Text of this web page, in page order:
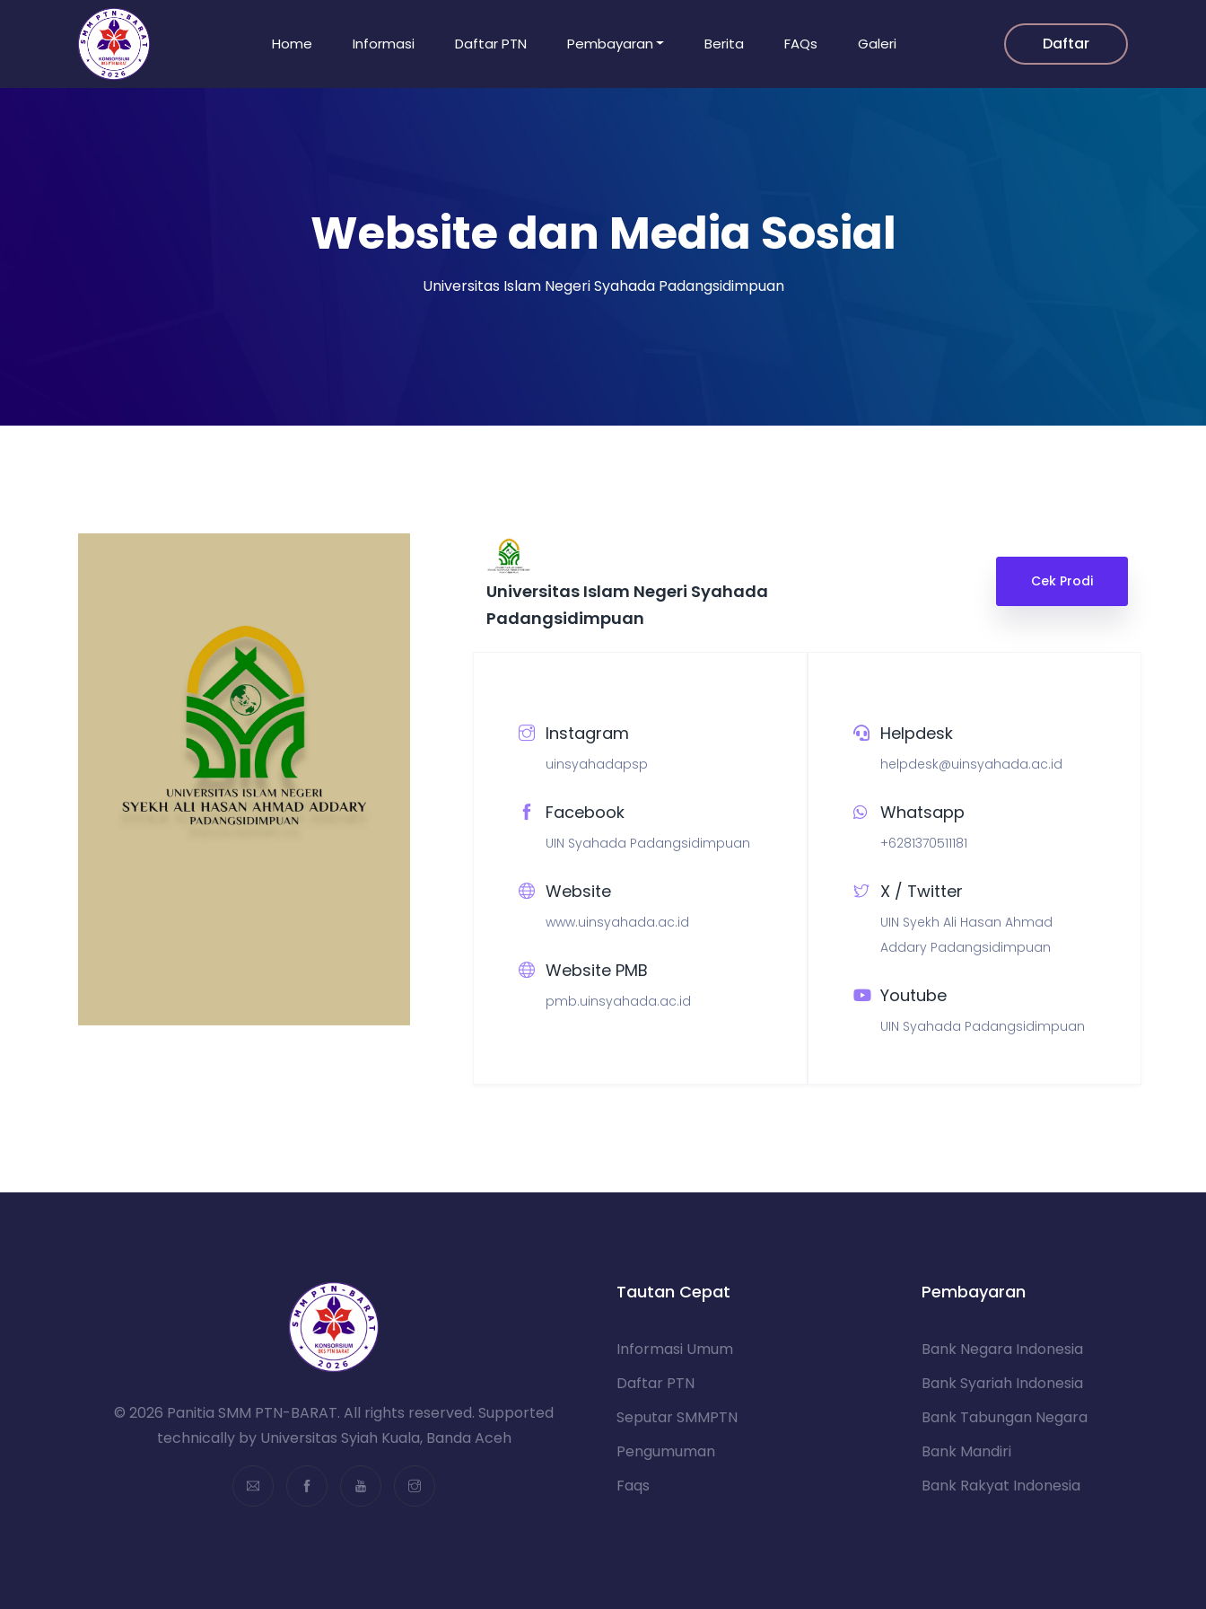
Home Informasi Daftar PTN Pembayaran Berita FAQs Galeri Daftar
Website dan Media Sosial
Universitas Islam Negeri Syahada Padangsidimpuan
Universitas Islam Negeri Syahada
Padangsidimpuan
Cek Prodi
Instagram
uinsyahadapsp
Facebook
UIN Syahada Padangsidimpuan
Website
www.uinsyahada.ac.id
Website PMB
pmb.uinsyahada.ac.id
Helpdesk
helpdesk@uinsyahada.ac.id
Whatsapp
+6281370511181
X / Twitter
UIN Syekh Ali Hasan Ahmad
Addary Padangsidimpuan
Youtube
UIN Syahada Padangsidimpuan
© 2026 Panitia SMM PTN-BARAT. All rights reserved. Supported
technically by Universitas Syiah Kuala, Banda Aceh
Tautan Cepat
Informasi Umum
Daftar PTN
Seputar SMMPTN
Pengumuman
Faqs
Pembayaran
Bank Negara Indonesia
Bank Syariah Indonesia
Bank Tabungan Negara
Bank Mandiri
Bank Rakyat Indonesia